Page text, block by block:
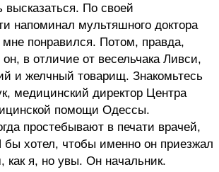
высказаться. По своей
напоминал мультяшного доктора
понравился. Потом, правда,
в отличие от весельчака Ливси,
и желчный товарищ. Знакомьтесь
медицинский директор Центра
помощи Одессы.
простебывают в печати врачей,
бы хотел, чтобы именно он приезжал
как я, но увы. Он начальник.